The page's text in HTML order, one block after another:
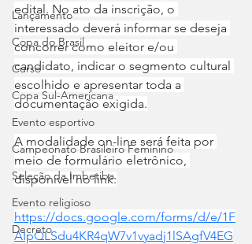
Lançamento
Copa do Brasil
Curso
Copa Sul-Americana
Evento esportivo
Campeonato Brasileiro Feminino
Seleção da Imbetiba
Evento religioso
Decreto
edital. No ato da inscrição, o
interessado deverá informar se deseja
concorrer como eleitor e/ou
candidato, indicar o segmento cultural
escolhido e apresentar toda a
documentação exigida.
A modalidade on-line será feita por
meio de formulário eletrônico,
disponível no link:
https://docs.google.com/forms/d/e/1F
AIpQLSdu4KR4qW7v1vyadj1lSAgfV4EG